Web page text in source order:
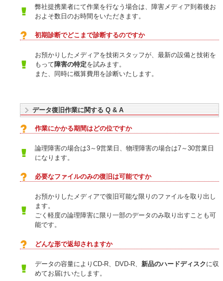
弊社提携業者にて作業を行なう場合は、障害メディア到着後お
およそ数日のお時間をいただきます。
初期診断でどこまで診断するのですか
お預かりしたメディアを技術スタッフが、最新の設備と技術を
もって 障害の特定を試みます。
また、同時に概算費用を診断いたします。
データ復旧作業に関する Q & A
作業にかかる期間はどの位ですか
論理障害の場合は3～9営業日、物理障害の場合は7～30営業日
になります。
必要なファイルのみの復旧は可能ですか
お預かりしたメディアで復旧可能な限りのファイルを取り出し
ます。
ごく軽度の論理障害に限り一部のデータのみ取り出すことも可
能です。
どんな形で返却されますか
データの容量によりCD-R、DVD-R、 新品のハードディスクに収
めてお届けいたします。